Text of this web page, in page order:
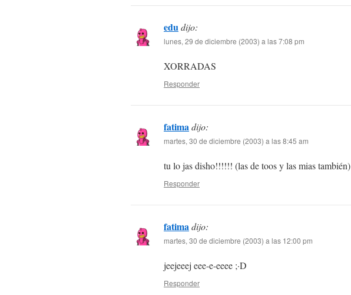
edudijo:
lunes, 29 de diciembre (2003) a las 7:08 pm
XORRADAS
Responder
fatimadijo:
martes, 30 de diciembre (2003) a las 8:45 am
tu lo jas disho!!!!!! (las de toos y las mias también)
Responder
fatimadijo:
martes, 30 de diciembre (2003) a las 12:00 pm
jeejeeej eee-e-eeee ;·D
Responder